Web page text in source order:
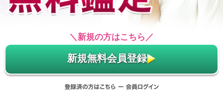
＼新規の方はこちら／
新規無料会員登録